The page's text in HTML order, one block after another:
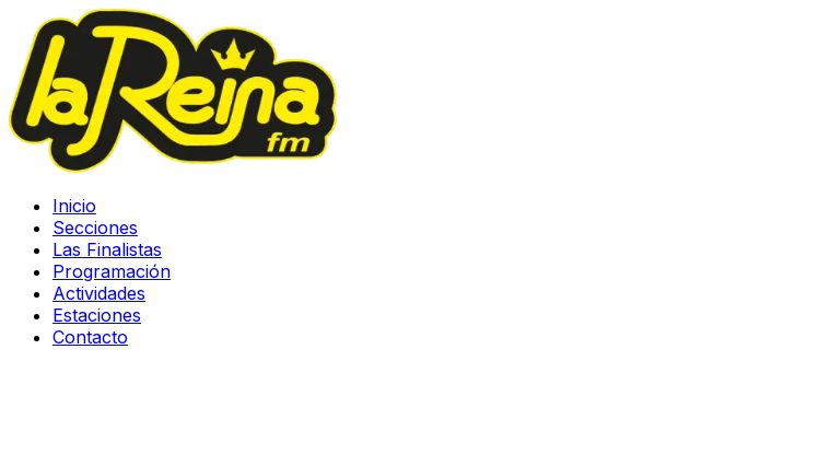
Inicio
Secciones
Las Finalistas
Programación
Actividades
Estaciones
Contacto